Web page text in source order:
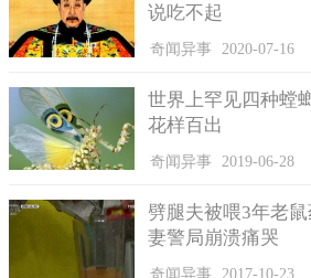
说吃不起
奇闻异事 2020-07-16
世界上罕见四种螳
花样百出
奇闻异事 2019-06-28
劈腿夫被喂3年老
妻警局崩溃痛哭
奇闻异事 2017-10-23